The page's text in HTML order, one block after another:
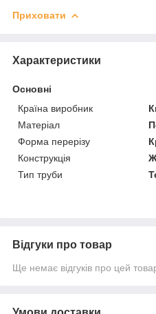
Приховати
Характеристики
Основні
Країна виробник
Матеріал
Форма перерізу
Конструкція
Тип труби
Відгуки про товар
Ще немає відгуків про цей